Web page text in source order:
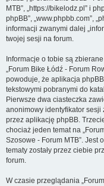
MTB”, „https://bikelodz.pl” i
phpBB”, „www.phpbb.com”,
informacji zwanymi dalej
twojej sesji na forum.
Informacje o tobie są
„Forum Bike Łódź - Forum
powoduje, że aplikacja
tekstowymi pobranymi do
Pierwsze dwa ciasteczka
anonimowy identyfikator sesji
przez aplikację phpBB.
chociaż jeden temat na
Szosowe - Forum MTB”. Jest
tematy zostały przez ciebie
forum.
W czasie przeglądania